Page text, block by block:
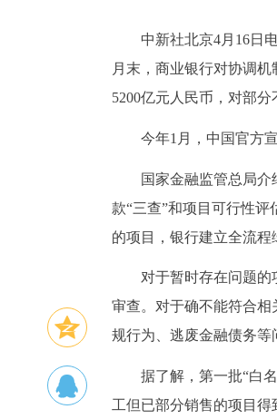
中新社北京4月16日
月末，商业银行对协调
5200亿元人民币，对部
今年1月，中国官方
国家金融监管总局
款“三查”和项目可行性
的项目，银行建立全流程
对于暂时存在问题
审查。对于确不能符合
规行为、逃废金融债务等
据了解，第一批“白
工但已部分销售的项目